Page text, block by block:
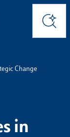
Cerca
Change
in